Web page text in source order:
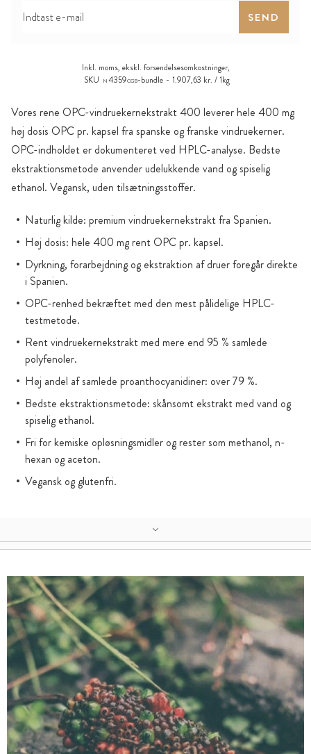
Vores rene OPC-vindruekernekstrakt 400 leverer hele 400 mg
høj dosis OPC pr. kapsel fra spanske og franske vindruekerner.
OPC-indholdet er dokumenteret ved HPLC-analyse. Bedste
ekstraktionsmetode anvender udelukkende vand og spiselig
ethanol. Vegansk, uden tilsætningsstoffer.
Naturlig kilde: premium vindruekernekstrakt fra Spanien.
Høj dosis: hele 400 mg rent OPC pr. kapsel.
Dyrkning, forarbejdning og ekstraktion af druer foregår direkte
i Spanien.
OPC-renhed bekræftet med den mest pålidelige HPLC-
testmetode.
Rent vindruekernekstrakt med mere end 95 % samlede
polyfenoler.
Høj andel af samlede proanthocyanidiner: over 79 %.
Bedste ekstraktionsmetode: skånsomt ekstrakt med vand og
spiselig ethanol.
Fri for kemiske opløsningsmidler og rester som methanol, n-
hexan og aceton.
Vegansk og glutenfri.
SEND
Inkl. moms, ekskl. forsendelsesomkostninger,
SKU
N4359CGB-bundle 1.907,63 kr. / 1kg